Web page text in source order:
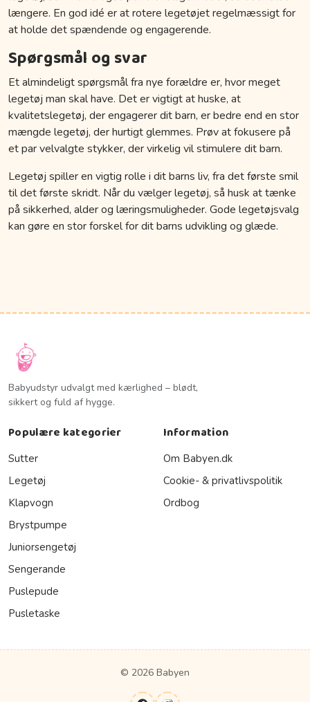
længere. En god idé er at rotere legetøjet regelmæssigt for
at holde det spændende og engagerende.
Spørgsmål og svar
Et almindeligt spørgsmål fra nye forældre er, hvor meget
legetøj man skal have. Det er vigtigt at huske, at
kvalitetslegetøj, der engagerer dit barn, er bedre end en stor
mængde legetøj, der hurtigt glemmes. Prøv at fokusere på
et par velvalgte stykker, der virkelig vil stimulere dit barn.
Legetøj spiller en vigtig rolle i dit barns liv, fra det første smil
til det første skridt. Når du vælger legetøj, så husk at tænke
på sikkerhed, alder og læringsmuligheder. Gode legetøjsvalg
kan gøre en stor forskel for dit barns udvikling og glæde.
Babyudstyr udvalgt med kærlighed – blødt,
sikkert og fuld af hygge.
Populære kategorier
Sutter
Legetøj
Klapvogn
Brystpumpe
Juniorsengetøj
Sengerande
Puslepude
Pusletaske
Information
Om Babyen.dk
Cookie- & privatlivspolitik
Ordbog
© 2026 Babyen